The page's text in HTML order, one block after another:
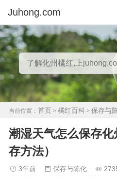
Juhong.com
当前位置： 首页 > 橘红百科 > 保存与
潮湿天气怎么保存
存方法）
3年前 保存与陈化